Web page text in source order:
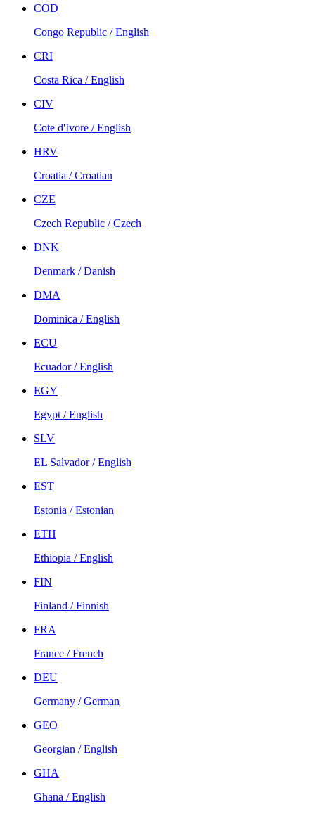
COD
Congo Republic / English
CRI
Costa Rica / English
CIV
Cote d'Ivore / English
HRV
Croatia / Croatian
CZE
Czech Republic / Czech
DNK
Denmark / Danish
DMA
Dominica / English
ECU
Ecuador / English
EGY
Egypt / English
SLV
EL Salvador / English
EST
Estonia / Estonian
ETH
Ethiopia / English
FIN
Finland / Finnish
FRA
France / French
DEU
Germany / German
GEO
Georgian / English
GHA
Ghana / English